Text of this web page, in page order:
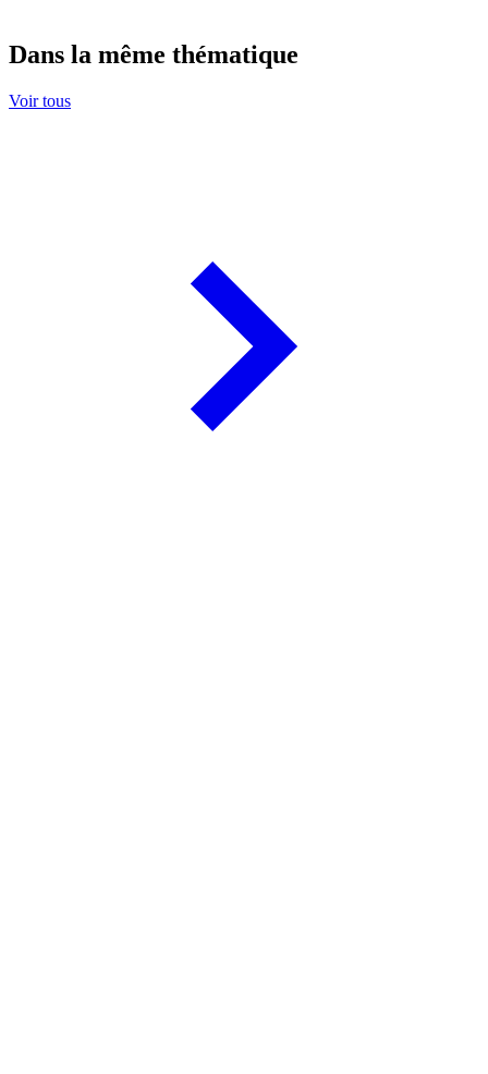
Dans la même thématique
Voir tous